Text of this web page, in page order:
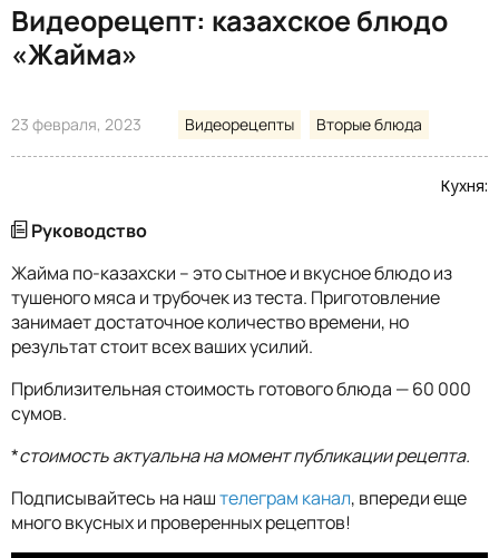
Видеорецепт: казахское блюдо
«Жайма»
23 февраля, 2023 Видеорецепты Вторые блюда
Кухня:
Руководство
Жайма по-казахски – это сытное и вкусное блюдо из
тушеного мяса и трубочек из теста. Приготовление
занимает достаточное количество времени, но
результат стоит всех ваших усилий.
Приблизительная стоимость готового блюда — 60 000
сумов.
*стоимость актуальна на момент публикации рецепта.
Подписывайтесь на наштелеграм канал, впереди еще
много вкусных и проверенных рецептов!